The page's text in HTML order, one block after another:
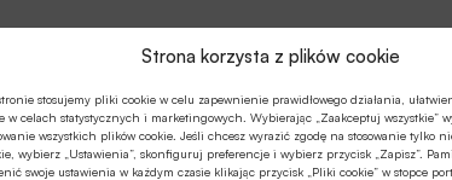
Strona korzysta z plików cookie
stosujemy pliki cookie w celu zapewnienie prawidłowego działania,
w celach statystycznych i marketingowych. Wybierając „Zaakceptuj wszystkie”
wszystkich plików cookie. Jeśli chcesz wyrazić zgodę na stosowanie tylko
wybierz „Ustawienia”, skonfiguruj preferencje i wybierz przycisk „Zapisz”.
swoje ustawienia w każdym czasie klikając przycisk „Pliki cookie” w stopce